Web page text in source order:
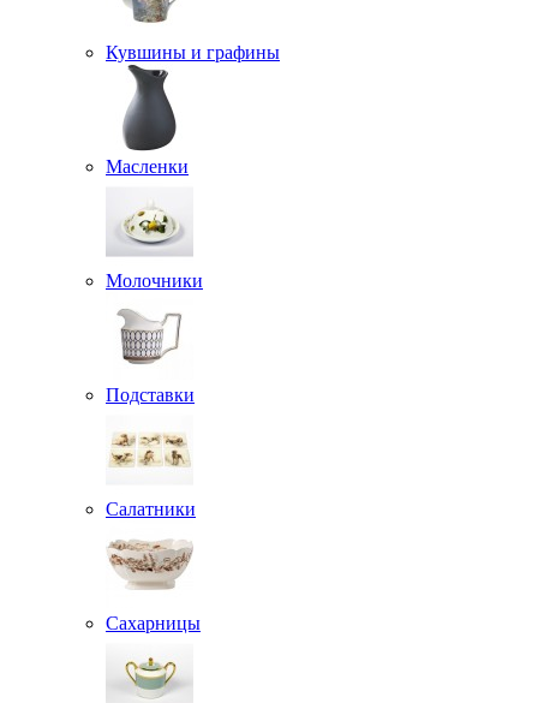
Кувшины и графины
Масленки
Молочники
Подставки
Салатники
Сахарницы